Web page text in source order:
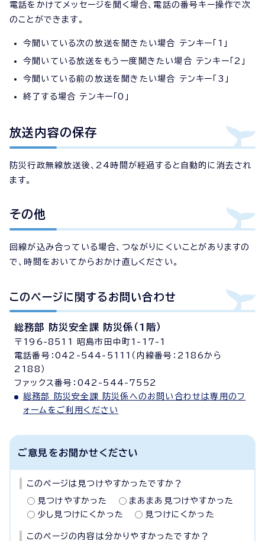
電話をかけてメッセージを聞く場合、電話の番号キー操作で次
のことができます。
今聞いている次の放送を聞きたい場合 テンキー「1」
今聞いている放送をもう一度聞きたい場合 テンキー「2」
今聞いている前の放送を聞きたい場合 テンキー「3」
終了する場合 テンキー「0」
放送内容の保存
防災行政無線放送後、24時間が経過すると自動的に消去され
ます。
その他
回線が込み合っている場合、つながりにくいことがありますの
で、時間をおいてからおかけ直しください。
このページに関する お問い合わせ
総務部 防災安全課 防災係（1階）
〒196-8511 昭島市田中町1-17-1
電話番号：042-544-5111（内線番号：2186から
2188）
ファックス番号：042-544-7552
総務部 防災安全課 防災係へのお問い合わせは専用のフ
ォームをご利用ください
ご意見をお聞かせください
このページは見つけやすかったですか？
見つけやすかった
まあまあ見つけやすかった
少し見つけにくかった
見つけにくかった
このページの内容は分かりやすかったですか？